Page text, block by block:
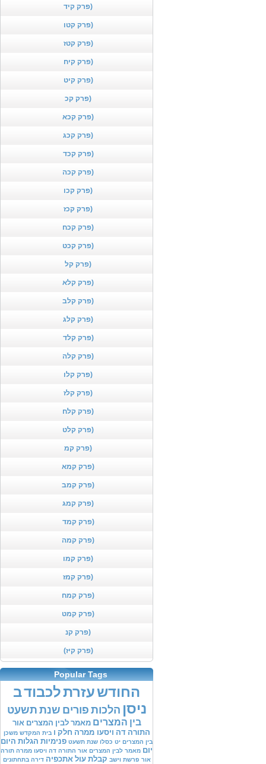
פרק קיד)
פרק קטו)
פרק קטז)
פרק קיח)
פרק קיט)
פרק קכ)
פרק קכא)
פרק קכג)
פרק קכד)
פרק קכה)
פרק קכו)
פרק קכז)
פרק קכח)
פרק קכט)
פרק קל)
פרק קלא)
פרק קלב)
פרק קלג)
פרק קלד)
פרק קלה)
פרק קלו)
פרק קלז)
פרק קלח)
פרק קלט)
פרק קמ)
פרק קמא)
פרק קמב)
פרק קמג)
פרק קמד)
פרק קמה)
פרק קמו)
פרק קמז)
פרק קמח)
פרק קמט)
פרק קנ)
(פרק קיז)
Popular Tags
החודשעזרתלכבודב
ניסן הלכות פורים שנת תשעט
בין המצרים מאמר לבין המצרים אור
התורה דה ויסעו ממרה חלק ו בית המקדש משכן
בין המצרים יט כסלו שנת תשעט פנימיות הגלות היום
יום מאמר לבין המצרים אור התורה דה ויסעו ממרה תורה
אור פרשת וישב קבלת עול אתכפיה דירה בתחתונים